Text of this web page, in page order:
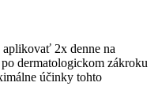
2x denne na
dermatologickom zákroku
účinky tohto